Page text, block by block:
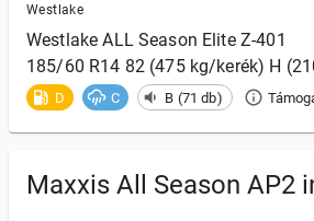
Westlake
Westlake ALL Season Elite Z-401
185/60 R14 82 (475 kg/kerék) H
D C B (71 db)
Maxxis All Season AP2